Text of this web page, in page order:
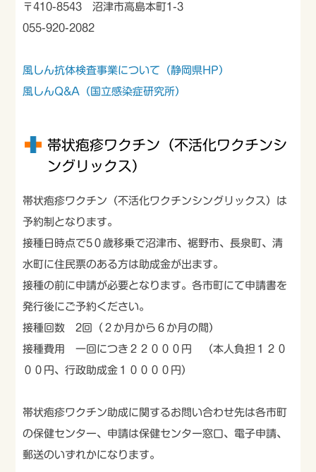
〒410-8543 沼津市高島本町1-3
055-920-2082
風しん抗体検査事業について（静岡県HP）
風しんQ&A（国立感染症研究所）
帯状疱疹ワクチン（不活化ワクチンシ
ングリックス）
帯状疱疹ワクチン（不活化ワクチンシングリックス）は
予約制となります。
接種日時点で5０歳移乗で沼津市、裾野市、長泉町、清
水町に住民票のある方は助成金が出ます。
接種の前に申請が必要となります。各市町にて申請書を
発行後にご予約ください。
接種回数 2回（２か月から６か月の間）
接種費用 一回につき２２０００円 （本人負担１２０
００円、行政助成金１００００円）
帯状疱疹ワクチン助成に関するお問い合わせ先は各市町
の保健センター、申請は保健センター窓口、電子申請、
郵送のいずれかになります。